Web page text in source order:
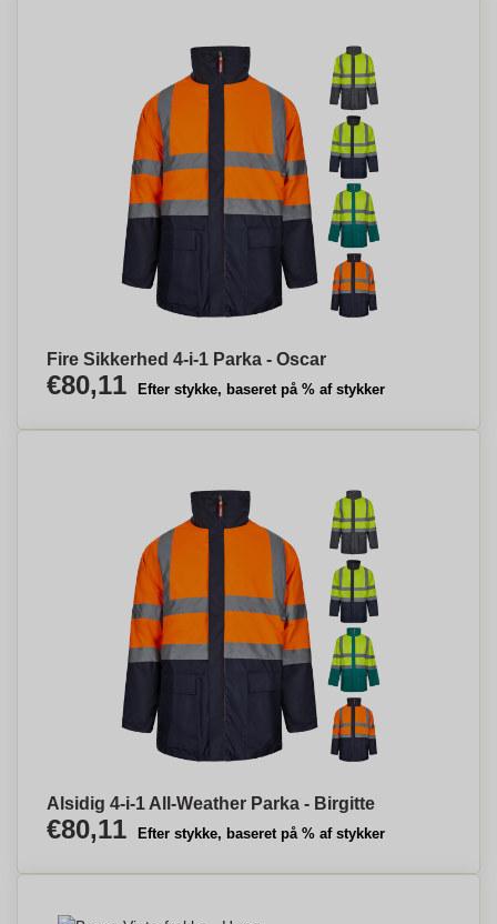
Fire Sikkerhed 4-i-1 Parka - Oscar
€80,11 Efter stykke, baseret på % af stykker
Alsidig 4-i-1 All-Weather Parka - Birgitte
€80,11 Efter stykke, baseret på % af stykker